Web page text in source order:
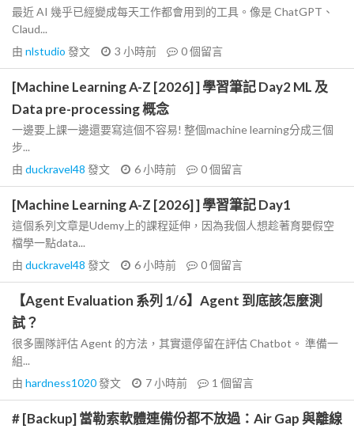
最近 AI 幾乎已經變成每天工作都會用到的工具。像是 ChatGPT、
Claud...
由 nlstudio 發文 3 小時前 0個留言
[Machine Learning A-Z [2026] ] 學習筆記 Day2 ML 及
Data pre-processing 概念
一邊要上課一邊還要寫這個不容易! 整個machine learning分成三個
步...
由 duckravel48 發文 6 小時前 0個留言
[Machine Learning A-Z [2026] ] 學習筆記 Day1
這個系列文章是Udemy上的課程延伸，因為我個人想趁著育嬰假空
檔學一點data...
由 duckravel48 發文 6 小時前 0個留言
【Agent Evaluation 系列 1/6】Agent 到底該怎麼測
試？
很多團隊評估 Agent 的方法，其實還停留在評估 Chatbot。 準備一
組...
由 hardness1020發文 7 小時前 1 個留言
# [Backup] 當勒索軟體連備份都不放過：Air Gap 與離線